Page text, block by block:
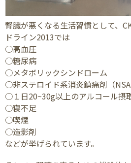
腎臓が悪くなる生活習慣として、
ドライン2013では
○高血圧
○糖尿病
○メタボリックシンドローム
○非ステロイド系消炎鎮痛剤（
○１日20~30g以上のアルコール摂
○寝不足
○喫煙
○造影剤
などが挙げられています。